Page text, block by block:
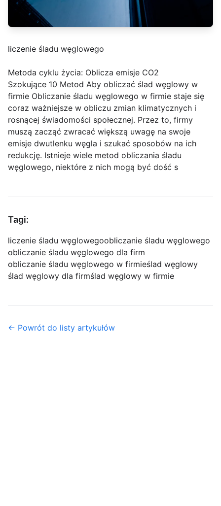
liczenie śladu węglowego
Metoda cyklu życia: Oblicza emisje CO2
Szokujące 10 Metod Aby obliczać ślad węglowy w
firmie Obliczanie śladu węglowego w firmie staje się
coraz ważniejsze w obliczu zmian klimatycznych i
rosnącej świadomości społecznej. Przez to, firmy
muszą zacząć zwracać większą uwagę na swoje
emisje dwutlenku węgla i szukać sposobów na ich
redukcję. Istnieje wiele metod obliczania śladu
węglowego, niektóre z nich mogą być dość s
Tagi:
liczenie śladu węglowegoobliczanie śladu węglowego
obliczanie śladu węglowego dla firm
obliczanie śladu węglowego w firmieślad węglowy
ślad węglowy dla firmślad węglowy w firmie
← Powrót do listy artykułów